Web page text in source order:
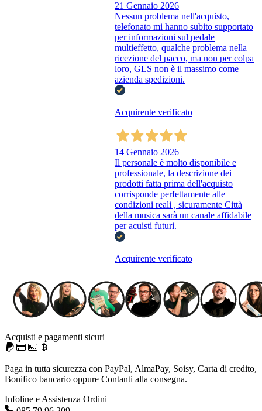
21 Gennaio 2026
Nessun problema nell'acquisto,
telefonato mi hanno subito supportato
per informazioni sul pedale
multieffetto, qualche problema nella
ricezione del pacco, ma non per colpa
loro, GLS non è il massimo come
azienda spedizioni.
Acquirente verificato
14 Gennaio 2026
Il personale è molto disponibile e
professionale, la descrizione dei
prodotti fatta prima dell'acquisto
corrisponde perfettamente alle
condizioni reali , sicuramente Città
della musica sarà un canale affidabile
per acuisti futuri.
Acquirente verificato
Acquisti e pagamenti sicuri
Paga in tutta sicurezza con PayPal, AlmaPay, Soisy, Carta di credito,
Bonifico bancario oppure Contanti alla consegna.
Infoline e Assistenza Ordini